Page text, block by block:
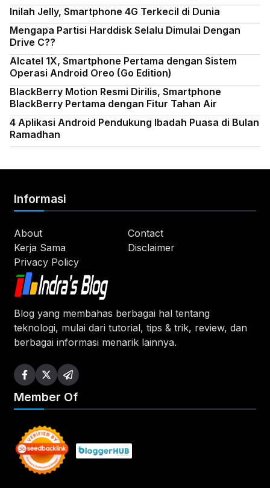
Inilah Jelly, Smartphone 4G Terkecil di Dunia
Mengapa Partisi Harddisk Selalu Dimulai Dengan
Drive C??
Alcatel 1X, Smartphone Pertama dengan Sistem
Operasi Android Oreo (Go Edition)
BlackBerry Motion Resmi Dirilis, Smartphone
BlackBerry Pertama dengan Fitur Tahan Air
4 Aplikasi Android Pendukung Ibadah Puasa di Bulan
Ramadhan
Blog yang membahas berbagai hal tentang
teknologi, mulai dari tutorial, tips & trik, review, dan
berbagai informasi menarik lainnya.
Informasi
About
Contact
Kerja Sama
Disclaimer
Privacy Policy
Member Of